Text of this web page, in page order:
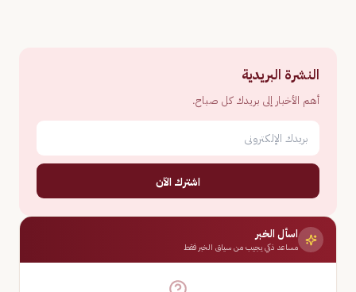
النشرة البريدية
أهم الأخبار إلى بريدك كل صباح.
اشترك الآن
اسأل الخبر
مساعد ذكي يجيب من سياق الخبر فقط